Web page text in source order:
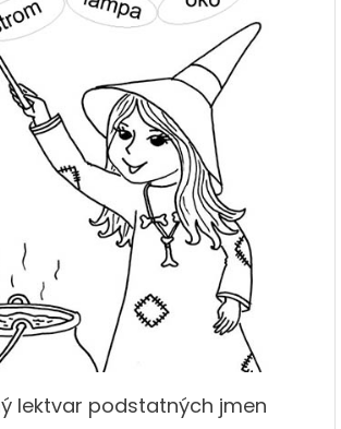
lektvar podstatných jmen